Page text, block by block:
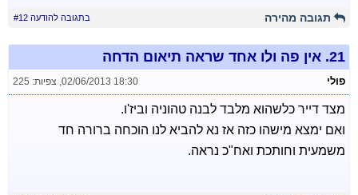
תגובה מהירה בתגובה להודעה #12
21. אין פה ולו אחד שראה תיאום הדחה
פולי 02/06/2013 18:30
, צפיות: 225
מצד דייר כלשהוא מלבד לבנה טהוניה וביז'ו.
ואם ימצא מישהו כזה אז נא להביא לנו הוכחה ברורה חד
משמעית וחותכת ואח"כ נראה.